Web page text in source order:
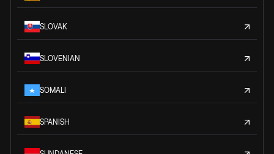
SLOVAK
SLOVENIAN
SOMALI
SPANISH